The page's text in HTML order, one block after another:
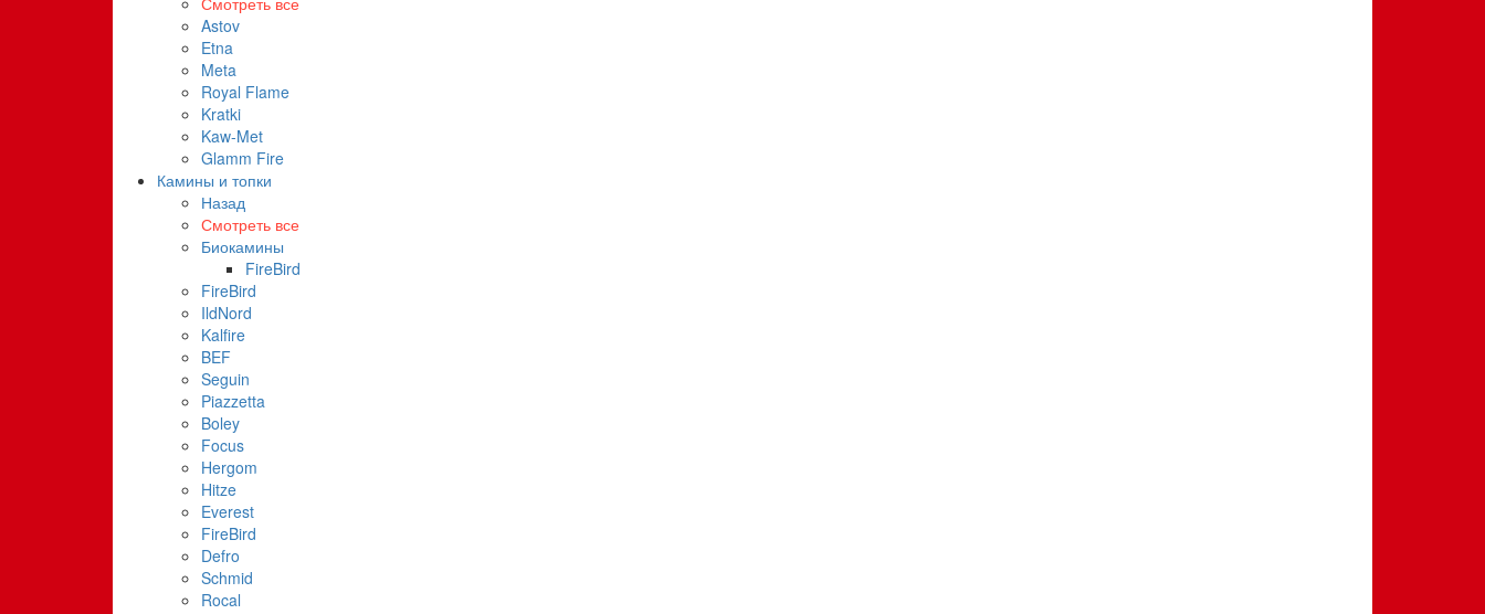
Astov
Etna
Meta
Royal Flame
Kratki
Kaw-Met
Glamm Fire
Камины и топки
Назад
Смотреть все
Биокамины
FireBird
FireBird
IldNord
Kalfire
BEF
Seguin
Piazzetta
Boley
Focus
Hergom
Hitze
Everest
FireBird
Defro
Schmid
Rocal